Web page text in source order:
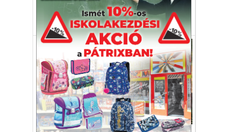
termőföld mezőgazdaság fitobányászat
Környezetvédelem